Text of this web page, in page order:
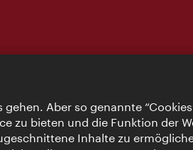
Aber so genannte
zu bieten und die Funktion der
Inhalte zu